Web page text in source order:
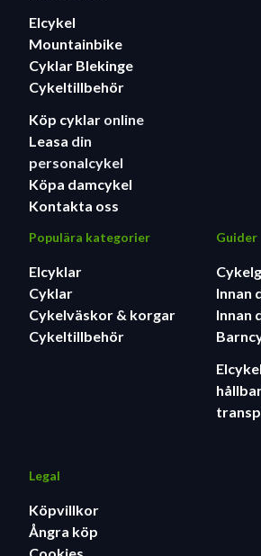
Elcykel
Mountainbike
Cyklar Blekinge
Cykeltillbehör
Köp cyklar online
Leasa din
personalcykel
Köpa damcykel
Kontakta oss
Populära kategorier
Elcyklar
Cyklar
Cykelväskor & korgar
Cykeltillbehör
Guider
Innan
Innan
Legal
Köpvillkor
Ångra köp